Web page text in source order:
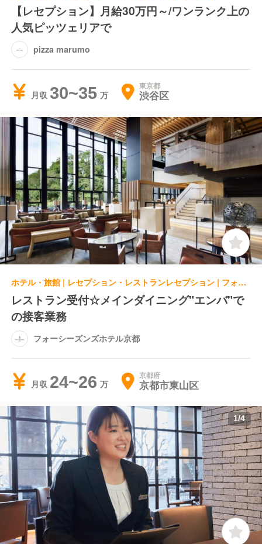
【レセプション】月給30万円～/ワンランク上の
人気ピッツェリアで
pizza marumo
月収 30~35 東京都
渋谷区
ホテル・旅館 | レセプション・レストランレセプション | フォーシーズンズホテル京都
レストラン受付☆メインダイニング"エンバ"で
の接客業務
フォーシーズンズホテル京都
月収 24~26 京都府
京都市東山区
1/4